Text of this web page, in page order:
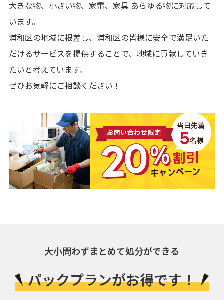
大きな物、小さい物、家電、家具 あらゆる物に対応して
います。
浦和区の地域に根差し、浦和区の皆様に安全で満足いた
だけるサービスを提供することで、地域に貢献していき
たいと考えています。
ぜひお気軽にご相談ください！
大小問わずまとめて処分ができる
パックプランがお得です！